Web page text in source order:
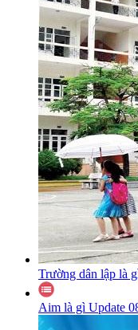
Trường dân lập là
Aim là gì Update